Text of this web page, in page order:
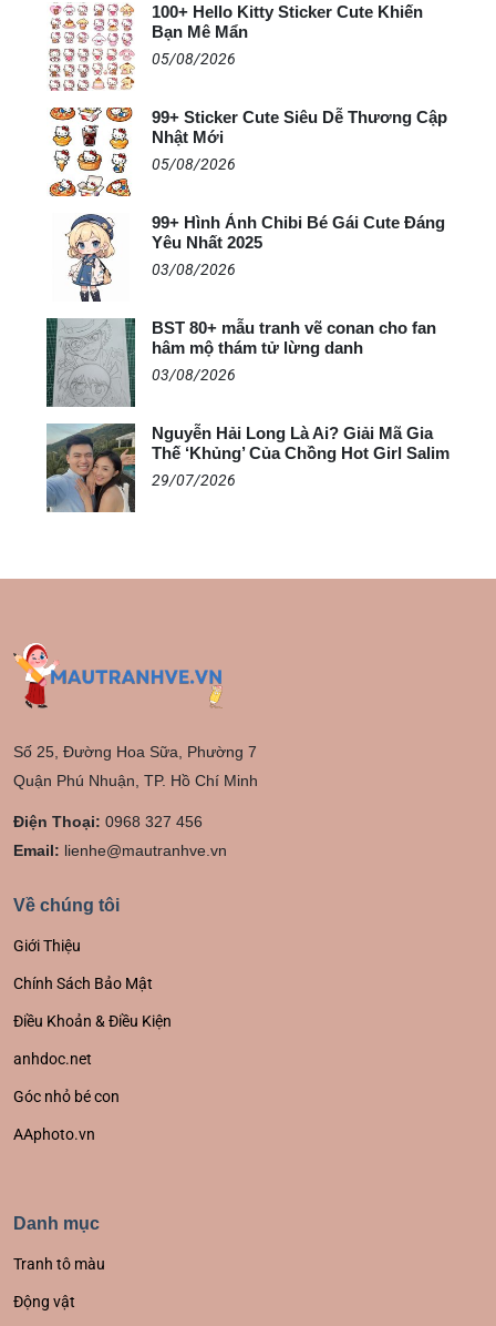
100+ Hello Kitty Sticker Cute Khiến
Bạn Mê Mẩn
05/08/2026
99+ Sticker Cute Siêu Dễ Thương Cập
Nhật Mới
05/08/2026
99+ Hình Ảnh Chibi Bé Gái Cute Đáng
Yêu Nhất 2025
03/08/2026
BST 80+ mẫu tranh vẽ conan cho fan
hâm mộ thám tử lừng danh
03/08/2026
Nguyễn Hải Long Là Ai? Giải Mã Gia
Thế ‘Khủng’ Của Chồng Hot Girl Salim
29/07/2026
Số 25, Đường Hoa Sữa, Phường 7
Quận Phú Nhuận, TP. Hồ Chí Minh
Điện Thoại: 0968 327 456
Email: lienhe@mautranhve.vn
Về chúng tôi
Giới Thiệu
Chính Sách Bảo Mật
Điều Khoản & Điều Kiện
anhdoc.net
Góc nhỏ bé con
AAphoto.vn
Danh mục
Tranh tô màu
Động vật